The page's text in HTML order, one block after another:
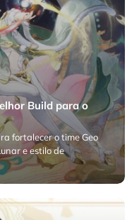
Build para o
fortalecer o time Geo
e estilo de